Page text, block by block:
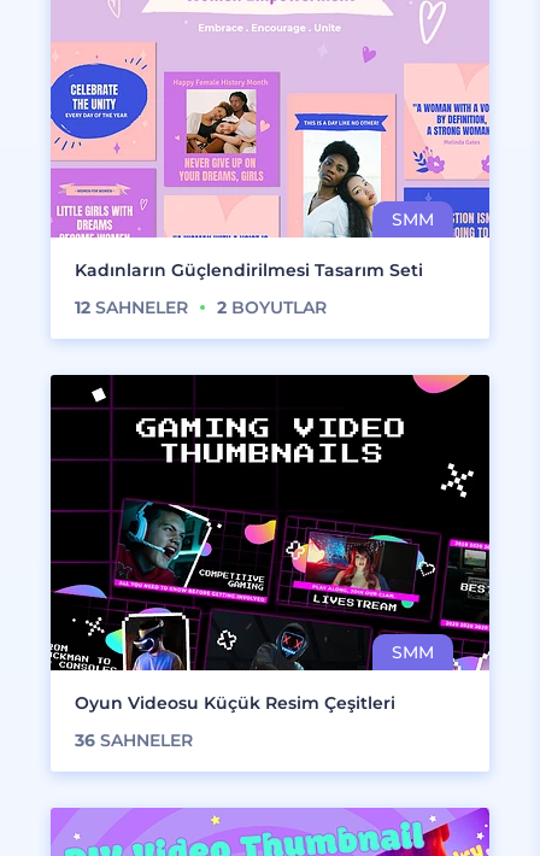
Kadınların Güçlendirilmesi Tasarım Seti
12 SAHNELER 2 BOYUTLAR
Oyun Videosu Küçük Resim Çeşitleri
36 SAHNELER